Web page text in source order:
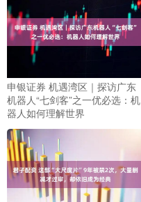
申银证券 机遇湾区｜探访广东
机器人“七剑客”之一优必选：机
器人如何理解世界